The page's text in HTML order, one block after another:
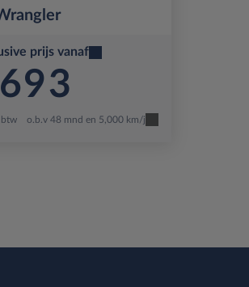
prijs vanaf
o.b.v 48 mnd en 5,000 km/j